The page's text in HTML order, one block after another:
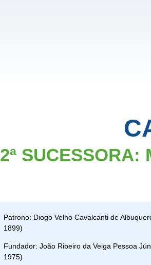
2ª SUCESSORA:
Patrono: Diogo Velho Cavalcanti de
1899)
Fundador: João Ribeiro da Veiga Pessoa
1975)